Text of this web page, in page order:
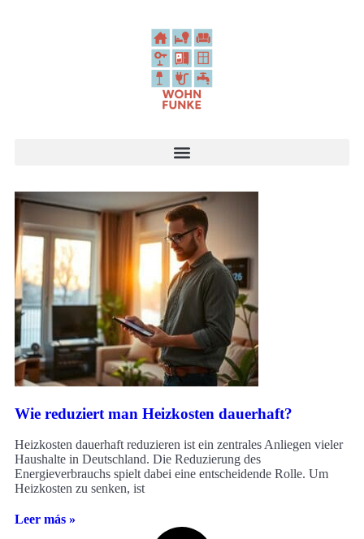
Wie reduziert man Heizkosten dauerhaft?
Heizkosten dauerhaft reduzieren ist ein zentrales Anliegen vieler
Haushalte in Deutschland. Die Reduzierung des
Energieverbrauchs spielt dabei eine entscheidende Rolle. Um
Heizkosten zu senken, ist
Leer más »